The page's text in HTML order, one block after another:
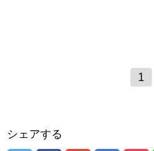
1
シェアする